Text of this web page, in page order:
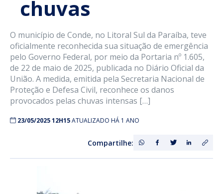
chuvas
O município de Conde, no Litoral Sul da Paraíba, teve
oficialmente reconhecida sua situação de emergência
pelo Governo Federal, por meio da Portaria nº 1.605,
de 22 de maio de 2025, publicada no Diário Oficial da
União. A medida, emitida pela Secretaria Nacional de
Proteção e Defesa Civil, reconhece os danos
provocados pelas chuvas intensas […]
23/05/2025 12H15ATUALIZADO HÁ 1 ANO
Compartilhe: